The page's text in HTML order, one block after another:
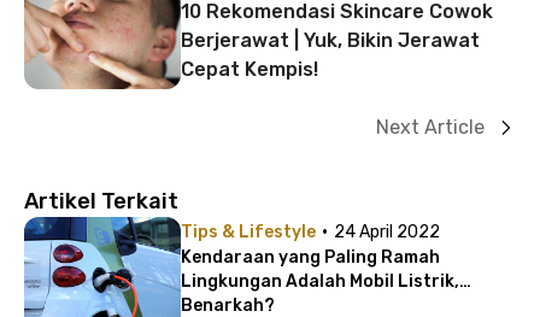
10 Rekomendasi Skincare Cowok
Berjerawat | Yuk, Bikin Jerawat
Cepat Kempis!
Next Article
Artikel Terkait
Tips & Lifestyle · 24 April 2022
Kendaraan yang Paling Ramah
Lingkungan Adalah Mobil Listrik,
Benarkah?